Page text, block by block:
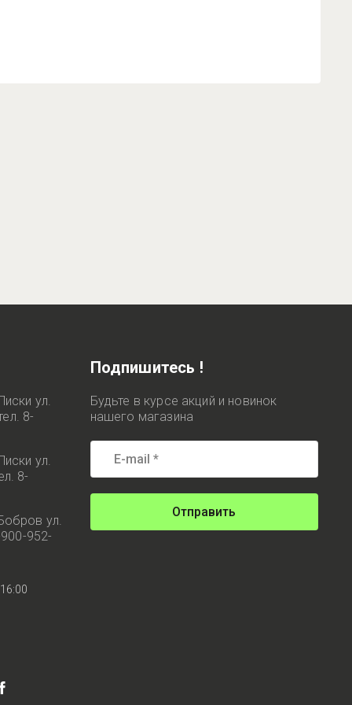
ул.
8-
ул.
8-
ул.
952-
Подпишитесь !
Будьте в курсе акций и новинок
нашего магазина
Отправить